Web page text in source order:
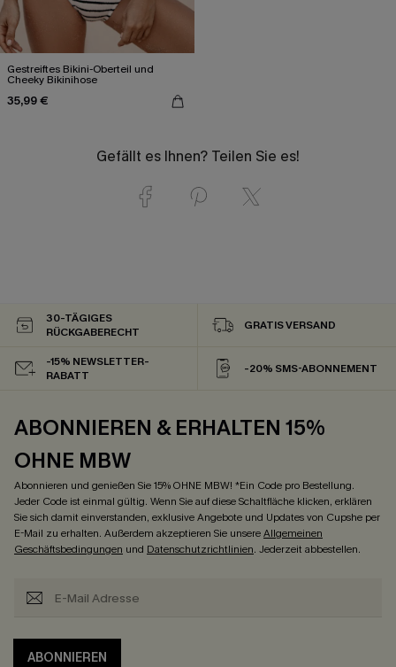
Gestreiftes Bikini-Oberteil und
Cheeky Bikinihose
35,99 €
Gefällt es Ihnen? Teilen Sie es!
30-TÄGIGES
RÜCKGABERECHT
GRATIS VERSAND
-15% NEWSLETTER-
RABATT
-20% SMS-ABONNEMENT
ABONNIEREN & ERHALTEN 15%
OHNE MBW
Abonnieren und genießen Sie 15% OHNE MBW! *Ein Code pro Bestellung.
Jeder Code ist einmal gültig. Wenn Sie auf diese Schaltfläche klicken, erklären
Sie sich damit einverstanden, exklusive Angebote und Updates von Cupshe per
E-Mail zu erhalten. Außerdem akzeptieren Sie unsereAllgemeinen
Geschäftsbedingungen und Datenschutzrichtlinien. Jederzeit abbestellen.
ABONNIEREN